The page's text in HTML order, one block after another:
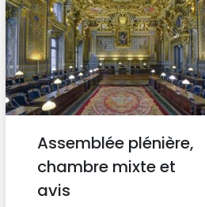
Assemblée plénière,
chambre mixte et
avis